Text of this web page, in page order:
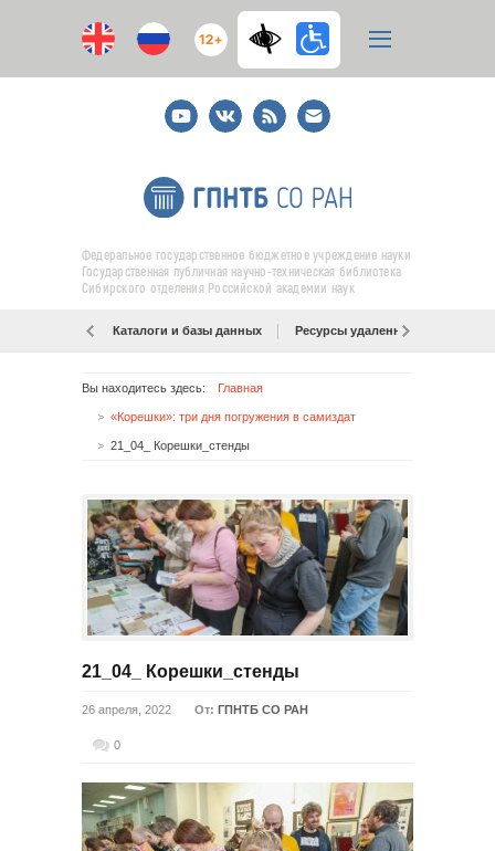
12+
YoutubeВКонтакте
RSS
E-
mail
подписка
Федеральное государственное бюджетное учреждение науки
Государственная публичная научно-техническая библиотека
Сибирского отделения Российской академии наук
Каталоги и базы данных Ресурсы удаленного доступа
Вы находитесь здесь: Главная
«Корешки»: три дня погружения в самиздат
21_04_ Корешки_стенды
21_04_ Корешки_стенды
26 апреля, 2022 От: ГПНТБ СО РАН
0